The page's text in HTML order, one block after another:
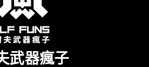
武器瘋子